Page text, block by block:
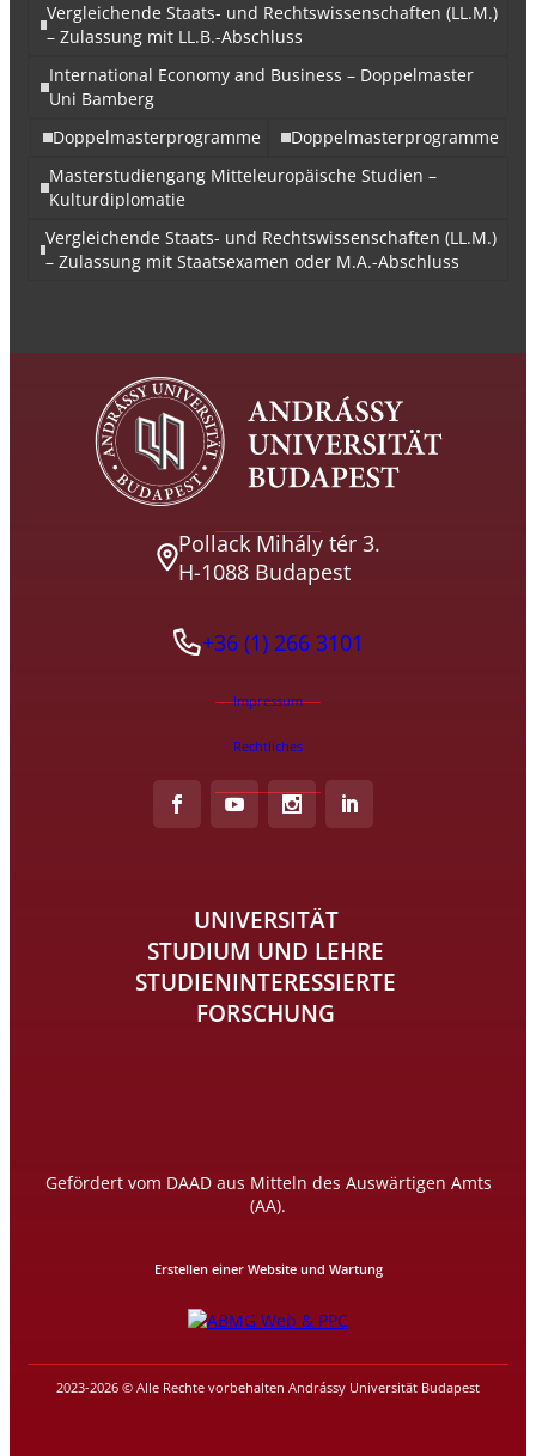
Vergleichende Staats- und Rechtswissenschaften (LL.M.)
– Zulassung mit LL.B.-Abschluss
International Economy and Business – Doppelmaster
Uni Bamberg
Doppelmasterprogramme
Doppelmasterprogramme
Masterstudiengang Mitteleuropäische Studien –
Kulturdiplomatie
Vergleichende Staats- und Rechtswissenschaften (LL.M.)
– Zulassung mit Staatsexamen oder M.A.-Abschluss
Pollack Mihály tér 3.
H-1088 Budapest
+36 (1) 266 3101
Impressum
Rechtliches
UNIVERSITÄT
STUDIUM UND LEHRE
STUDIENINTERESSIERTE
FORSCHUNG
Gefördert vom DAAD aus Mitteln des Auswärtigen Amts
(AA).
2023-2026 © Alle Rechte vorbehalten Andrássy Universität Budapest
Erstellen einer Website und Wartung